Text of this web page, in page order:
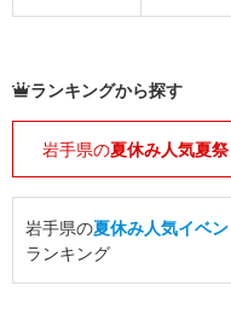
ランキングから探す
岩手県の夏休み人気夏祭
岩手県の夏休み人気イベン
ランキング